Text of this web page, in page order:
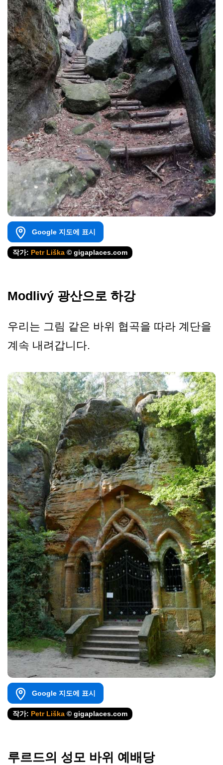
Google 지도에 표시
작가: Petr Liška © gigaplaces.com
Modlivý 광산으로 하강
우리는 그림 같은 바위 협곡을 따라 계단을
계속 내려갑니다.
Google 지도에 표시
작가: Petr Liška © gigaplaces.com
루르드의 성모 바위 예배당